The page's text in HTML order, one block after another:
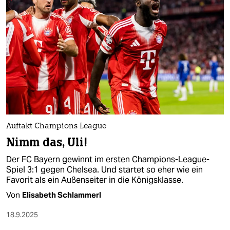
epaper login
Auftakt Champions League
Nimm das, Uli!
Der FC Bayern gewinnt im ersten Champions-League-
Spiel 3:1 gegen Chelsea. Und startet so eher wie ein
Favorit als ein Außenseiter in die Königsklasse.
Von Elisabeth Schlammerl
18.9.2025